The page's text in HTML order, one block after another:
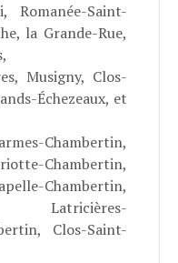
Romanée-Saint-
la Grande-Rue,
Musigny, Clos-
Échezeaux, et
Chambertin,
Chambertin,
Chambertin,
Latricières-
Clos-Saint-